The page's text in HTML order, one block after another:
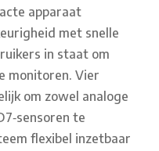
apparaat
met snelle
in staat om
monitoren. Vier
om zowel analoge
te
flexibel inzetbaar